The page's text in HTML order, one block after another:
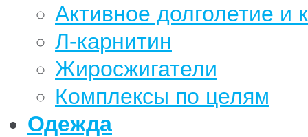
Активное долголетие и
Л-карнитин
Жиросжигатели
Комплексы по целям
Одежда